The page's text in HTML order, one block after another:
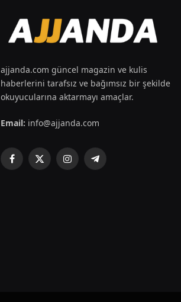
ajjanda.com güncel magazin ve kulis
haberlerini tarafsız ve bağımsız bir şekilde
okuyucularına aktarmayı amaçlar.
Email: info@ajjanda.com
Facebook
X
InstagramTelegram